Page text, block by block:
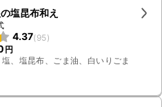
塩昆布和え
4.37(95)
円
、塩昆布、ごま油、白いりごま